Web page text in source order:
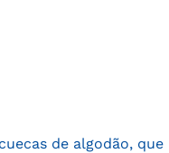
de algodão, que